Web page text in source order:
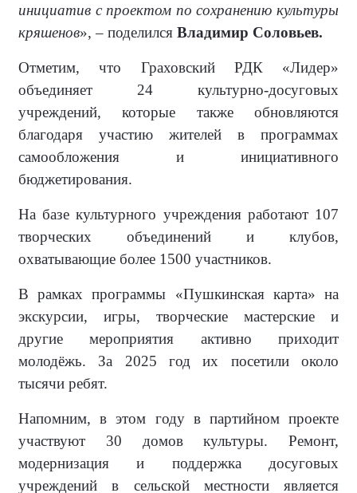
инициатив с проектом по сохранению культуры
кряшенов», – поделился Владимир Соловьев.
Отметим, что Граховский РДК «Лидер»
объединяет 24 культурно-досуговых
учреждений, которые также обновляются
благодаря участию жителей в программах
самообложения и инициативного
бюджетирования.
На базе культурного учреждения работают 107
творческих объединений и клубов,
охватывающие более 1500 участников.
В рамках программы «Пушкинская карта» на
экскурсии, игры, творческие мастерские и
другие мероприятия активно приходит
молодёжь. За 2025 год их посетили около
тысячи ребят.
Напомним, в этом году в партийном проекте
участвуют 30 домов культуры. Ремонт,
модернизация и поддержка досуговых
учреждений в сельской местности является